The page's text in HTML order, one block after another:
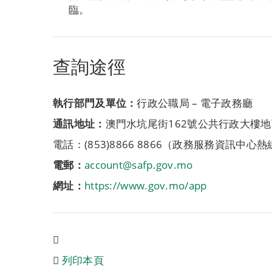
臨。
查詢途徑
執行部門及單位：行政公職局 – 電子政務廳
通訊地址： 澳門水坑尾街162號公共行政大樓
電話：(853)8866 8866（政務服務資訊中心熱
電郵： account@safp.gov.mo
網址： https://www.gov.mo/app
列印本頁